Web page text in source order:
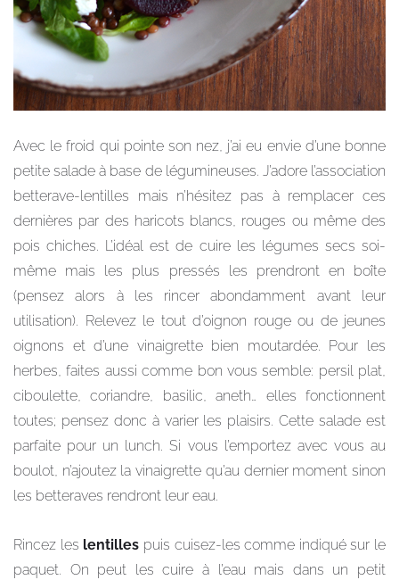
Avec le froid qui pointe son nez, j’ai eu envie d’une bonne
petite salade à base de légumineuses. J’adore l’association
betterave-lentilles mais n’hésitez pas à remplacer ces
dernières par des haricots blancs, rouges ou même des
pois chiches. L’idéal est de cuire les légumes secs soi-
même mais les plus pressés les prendront en boîte
(pensez alors à les rincer abondamment avant leur
utilisation). Relevez le tout d’oignon rouge ou de jeunes
oignons et d’une vinaigrette bien moutardée. Pour les
herbes, faites aussi comme bon vous semble: persil plat,
ciboulette, coriandre, basilic, aneth… elles fonctionnent
toutes; pensez donc à varier les plaisirs. Cette salade est
parfaite pour un lunch. Si vous l’emportez avec vous au
boulot, n’ajoutez la vinaigrette qu’au dernier moment sinon
les betteraves rendront leur eau.
Rincez les lentilles puis cuisez-les comme indiqué sur le
paquet. On peut les cuire à l’eau mais dans un petit